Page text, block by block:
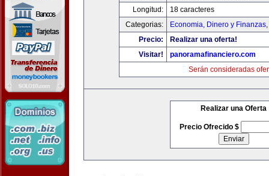
Longitud:
18 caracteres
Categorias:
Economia, Dinero y Finanzas,
Precio:
Realizar una oferta!
Visitar!
panoramafinanciero.com
Serán consideradas
Realizar una Oferta
Precio Ofrecido $